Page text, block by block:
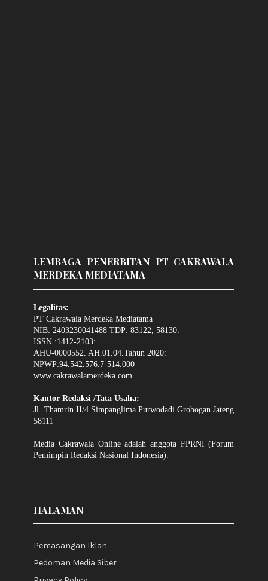
LEMBAGA PENERBITAN PT CAKRAWALA
MERDEKA MEDIATAMA
Legalitas:
PT Cakrawala Merdeka Mediatama
NIB: 2403230041488 TDP: 83122, 58130:
ISSN :1412-2103:
AHU-0000552. AH.01.04.Tahun 2020:
NPWP:94.542.576.7-514.000
www.cakrawalamerdeka.com
Kantor Redaksi /Tata Usaha:
Jl. Thamrin II/4 Simpanglima Purwodadi Grobogan Jateng
58111
Media Cakrawala Online adalah anggota FPRNI (Forum
Pemimpin Redaksi Nasional Indonesia).
HALAMAN
Pemasangan Iklan
Pedoman Media Siber